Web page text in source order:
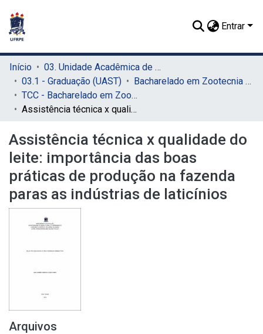
Entrar
Início
03. Unidade Acadêmica de Serra Talhada (UAST)
03.1 - Graduação (UAST)
Bacharelado em Zootecnia (UAST)
TCC - Bacharelado em Zootecnia (UAST)
Assistência técnica x qualidade do leite: importância das boas práticas de produção na fazenda paras as indústrias de laticínios
Assistência técnica x qualidade do
leite: importância das boas
práticas de produção na fazenda
paras as indústrias de laticínios
Arquivos